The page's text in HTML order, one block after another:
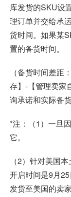
库发货的SKU设
理订单并交给承
货时间。如果某
置的备货时间。
（备货时间差距
存】-【管理卖家
询承诺和实际备
*注：（1）一旦
它。
（2）针对美国
开启时间是9月
发货至美国的卖家